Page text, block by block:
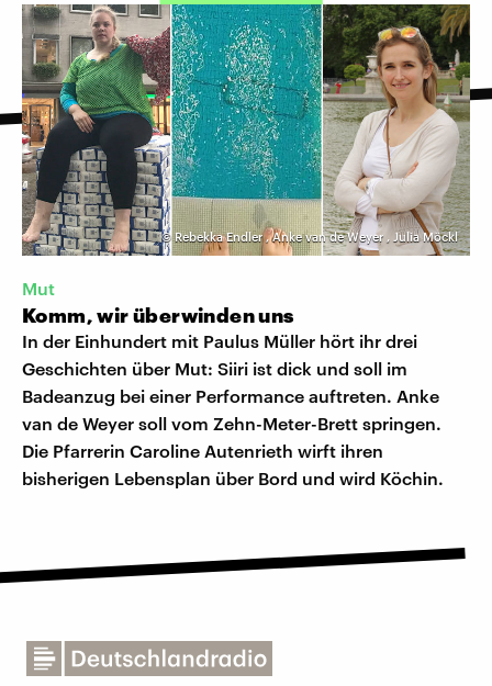
©Rebekka Endler,Anke van de Weyer , Julia Möckl
Mut
Komm, wir überwinden uns
In der Einhundert mit Paulus Müller hört ihr drei
Geschichten über Mut: Siiri ist dick und soll im
Badeanzug bei einer Performance auftreten. Anke
van de Weyer soll vom Zehn-Meter-Brett springen.
Die Pfarrerin Caroline Autenrieth wirft ihren
bisherigen Lebensplan über Bord und wird Köchin.